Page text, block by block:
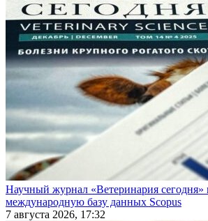
Научный журнал «Ветеринария сегодня»
международную базу данных Scopus
7 августа 2026, 17:32